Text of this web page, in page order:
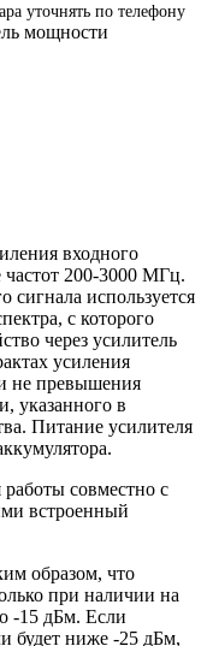
уточнять по телефону
мощности
входного
частот 200-3000 МГц.
сигнала используется
с которого
через усилитель
усиления
не превышения
указанного в
Питание усилителя
совместно с
встроенный
образом, что
при наличии на
-15 дБм. Если
будет ниже -25 дБм,